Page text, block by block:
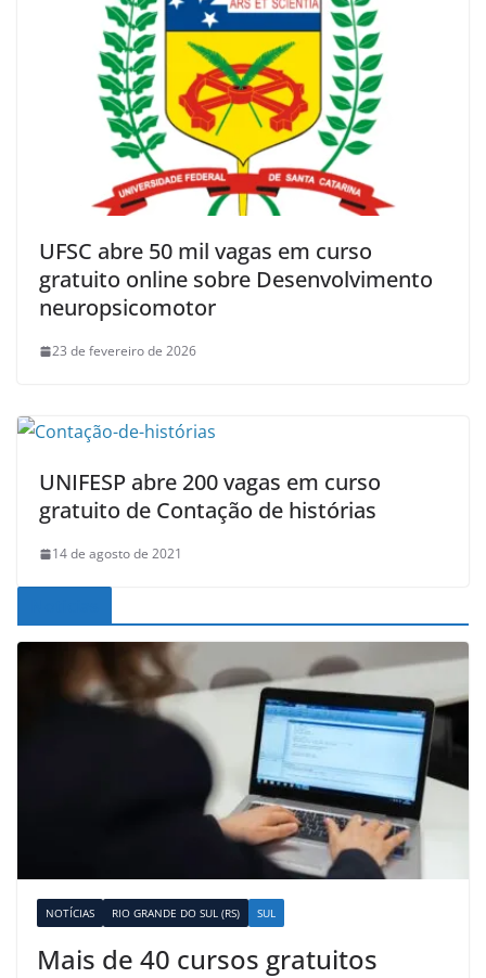
UFSC abre 50 mil vagas em curso
gratuito online sobre Desenvolvimento
neuropsicomotor
23 de fevereiro de 2026
UNIFESP abre 200 vagas em curso
gratuito de Contação de histórias
14 de agosto de 2021
NOTÍCIAS RIO GRANDE DO SUL (RS) SUL
Mais de 40 cursos gratuitos